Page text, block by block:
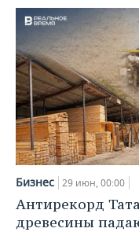
Бизнес 29 июн, 00:00
Антирекорд
древесины